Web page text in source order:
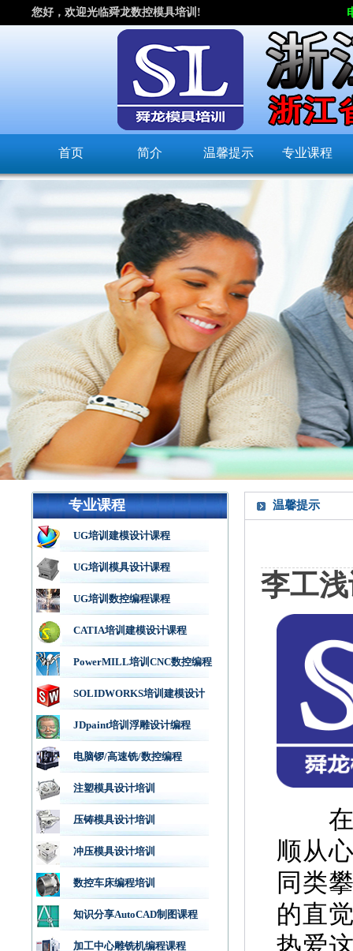
您好，欢迎光临舜龙数控模具培训!
首页 简介 温馨提示 专业课程
专业课程
UG培训建模设计课程
UG培训模具设计课程
UG培训数控编程课程
CATIA培训建模设计课程
PowerMILL培训CNC数控编程
SOLIDWORKS培训建模设计
JDpaint培训浮雕设计编程
电脑锣/高速铣/数控编程
注塑模具设计培训
压铸模具设计培训
冲压模具设计培训
数控车床编程培训
知识分享AutoCAD制图课程
加工中心雕铣机编程课程
温馨提示
李工
在评
顺从
同类
的直